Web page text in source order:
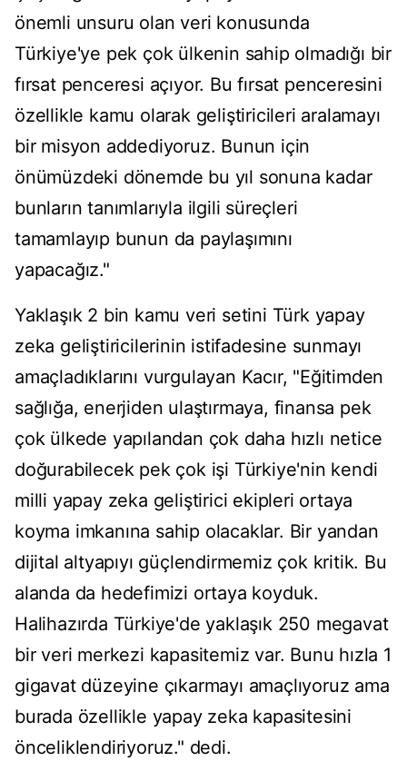
önemli unsuru olan veri konusunda
Türkiye'ye pek çok ülkenin sahip olmadığı bir
fırsat penceresi açıyor. Bu fırsat penceresini
özellikle kamu olarak geliştiricileri aralamayı
bir misyon addediyoruz. Bunun için
önümüzdeki dönemde bu yıl sonuna kadar
bunların tanımlarıyla ilgili süreçleri
tamamlayıp bunun da paylaşımını
yapacağız."
Yaklaşık 2 bin kamu veri setini Türk yapay
zeka geliştiricilerinin istifadesine sunmayı
amaçladıklarını vurgulayan Kacır, "Eğitimden
sağlığa, enerjiden ulaştırmaya, finansa pek
çok ülkede yapılandan çok daha hızlı netice
doğurabilecek pek çok işi Türkiye'nin kendi
milli yapay zeka geliştirici ekipleri ortaya
koyma imkanına sahip olacaklar. Bir yandan
dijital altyapıyı güçlendirmemiz çok kritik. Bu
alanda da hedefimizi ortaya koyduk.
Halihazırda Türkiye'de yaklaşık 250 megavat
bir veri merkezi kapasitemiz var. Bunu hızla 1
gigavat düzeyine çıkarmayı amaçlıyoruz ama
burada özellikle yapay zeka kapasitesini
önceliklendiriyoruz." dedi.